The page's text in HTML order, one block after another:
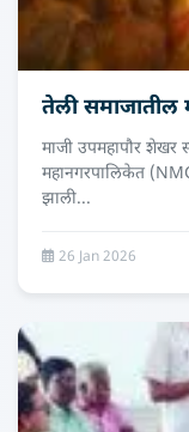
तेली समाजातील
माजी उपमहापौर शेखर
महानगरपालिकेत
झाली...
26 Jan 2026